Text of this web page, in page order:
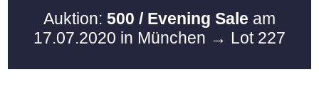
Auktion: 500 / Evening Sale am
17.07.2020 in München → Lot 227